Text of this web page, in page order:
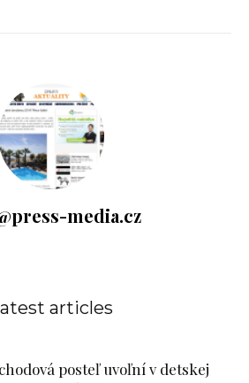
media.cz
articles
posteľ uvoľní v detskej